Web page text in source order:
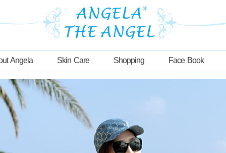
Angela Skin Care Shopping Face Book